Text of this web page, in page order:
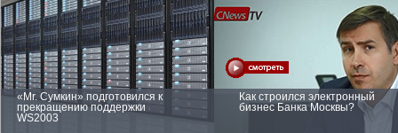
«Mr. Сумкин» подготовился к
прекращению поддержки
WS2003
Как строился электронный
бизнес Банка Москвы?